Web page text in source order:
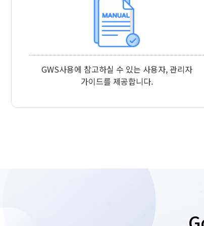
GWS사용에 참고하실 수 있는 사용자, 관리자
가이드를 제공합니다.